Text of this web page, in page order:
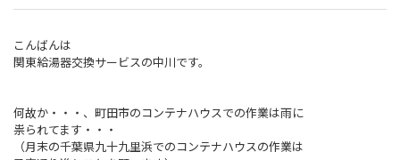
こんばんは
関東給湯器交換サービスの中川です。
何故か・・・、町田市のコンテナハウスでの作業は雨に
祟られてます・・・
（月末の千葉県九十九里浜でのコンテナハウスの作業は